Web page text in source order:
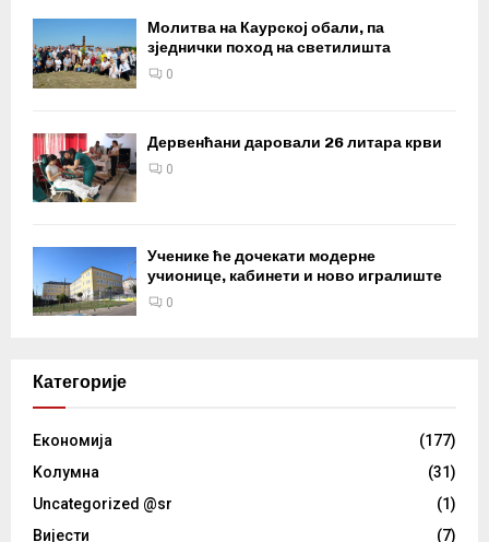
Молитва на Каурској обали, па
зједнички поход на светилишта
0
Дервенћани даровали 26 литара крви
0
Ученике ће дочекати модерне
учионице, кабинети и ново игралиште
0
Категорије
Eкономија
(177)
Kолумнa
(31)
Uncategorized @sr
(1)
Вијести
(7)